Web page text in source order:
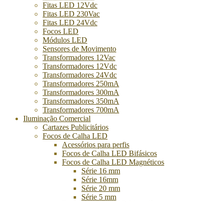
Fitas LED 12Vdc
Fitas LED 230Vac
Fitas LED 24Vdc
Focos LED
Módulos LED
Sensores de Movimento
Transformadores 12Vac
Transformadores 12Vdc
Transformadores 24Vdc
Transformadores 250mA
Transformadores 300mA
Transformadores 350mA
Transformadores 700mA
Iluminação Comercial
Cartazes Publicitários
Focos de Calha LED
Acessórios para perfis
Focos de Calha LED Bifásicos
Focos de Calha LED Magnéticos
Série 16 mm
Série 16mm
Série 20 mm
Série 5 mm